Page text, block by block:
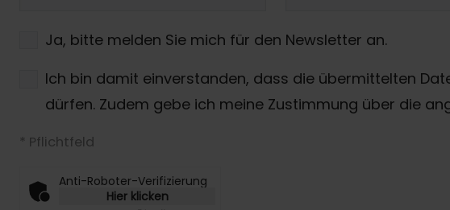
Ja, bitte melden Sie mich für den Newsletter an.
Ich bin damit einverstanden, dass die übermittelten
dürfen. Zudem gebe ich meine Zustimmung über die
* Pflichtfeld
Anti-Roboter-Verifizierung
Hier klicken